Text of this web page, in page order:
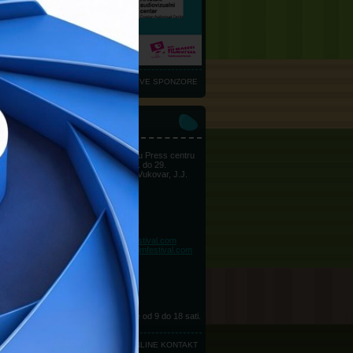
VIDI SVE SPONZORE
Sve informacije možete dobiti u Press centru
Vukovar Film Festivala, od 24. do 29.
kolovoza u Hrvatskom domu Vukovar, J.J.
Strossmayera 20
Odnosi s javnošću
+385 (0)99 311 0328
+385 (0)98 405 404
press@vukovarfilmfestival.com
marketing@vukovarfilmfestival.com
Press center
Telefon:+385 (0)32 443 012
Telefon:
+385 (0)32 443 037
Telefon:
+385 (0)32 835 932
Radno vrijeme Press centra je od 9 do 18 sati.
ONLINE KONTAKT